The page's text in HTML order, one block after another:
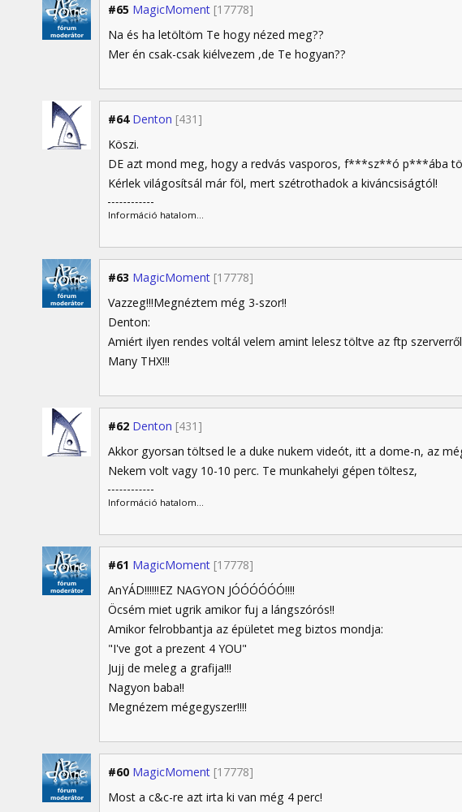
#65 MagicMoment [17778]
Na és ha letöltöm Te hogy nézed meg??
Mer én csak-csak kiélvezem ,de Te hogyan??
#64 Denton [431]
Köszi.
DE azt mond meg, hogy a redvás vasporos, f***sz**ó p***ába
Kérlek világosítsál már föl, mert szétrothadok a kiváncsiságtól!
Információ hatalom...
#63 MagicMoment [17778]
Vazzeg!!!Megnéztem még 3-szor!!
Denton:
Amiért ilyen rendes voltál velem amint lelesz töltve az ftp
Many THX!!!
#62 Denton [431]
Akkor gyorsan töltsed le a duke nukem videót, itt a dome-n, az
Nekem volt vagy 10-10 perc. Te munkahelyi gépen töltesz,
Információ hatalom...
#61 MagicMoment [17778]
AnYÁD!!!!!!EZ NAGYON JÓÓÓÓÓÓ!!!!
Öcsém miet ugrik amikor fuj a lángszórós!!
Amikor felrobbantja az épületet meg biztos mondja:
"I've got a prezent 4 YOU"
Jujj de meleg a grafija!!!
Nagyon baba!!
Megnézem mégegyszer!!!!
#60 MagicMoment [17778]
Most a c&c-re azt irta ki van még 4 perc!